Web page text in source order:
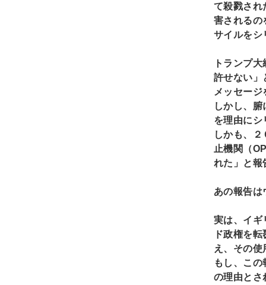
て殺戮され
害されるの
サイルをシ
トランプ
許せない」
メッセー
しかし、
を理由にシ
しかも、
止機関（
れた」と報
あの報告は
実は、イギ
ド政権を
え、その
もし、こ
の理由とさ